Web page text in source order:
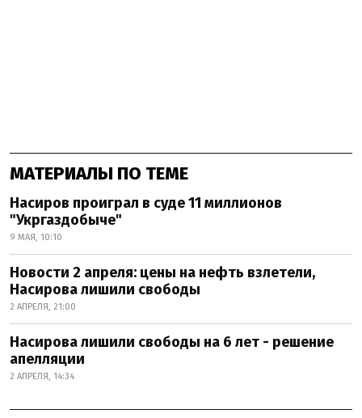
МАТЕРИАЛЫ ПО ТЕМЕ
Насиров проиграл в суде 11 миллионов
"Укргаздобыче"
9 МАЯ, 10:10
Новости 2 апреля: цены на нефть взлетели,
Насирова лишили свободы
2 АПРЕЛЯ, 21:00
Насирова лишили свободы на 6 лет - решение
апелляции
2 АПРЕЛЯ, 14:34